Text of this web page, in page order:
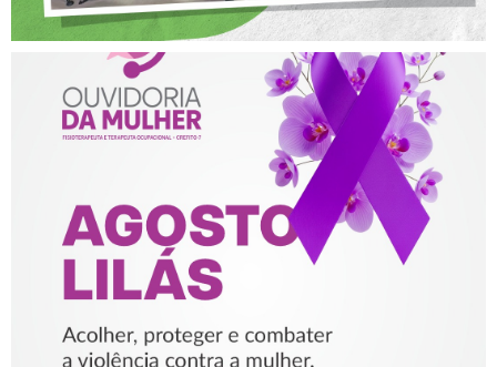
AGOSTO LILÁS – ACOLHER,
PROTEGER E COMBATER A
VIOLÊNCIA CONTRA A
MULHER